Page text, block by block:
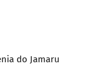
do Jamaru